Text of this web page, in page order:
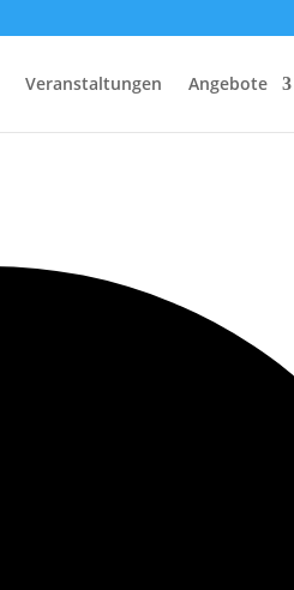
Veranstaltungen Angebote